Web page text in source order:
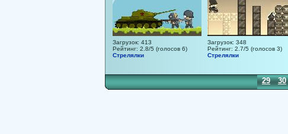
Загрузок: 413
Рейтинг: 2.8/5 (голосов 6)
Стрелялки
Загрузок: 348
Рейтинг: 2.7/5 (голосов 3)
Стрелялки
19 20 21 22 23 24 25 26 27 28 29 30